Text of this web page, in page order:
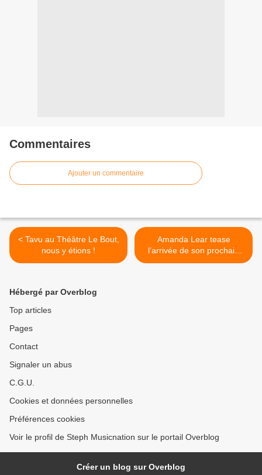
Commentaires
Ajouter un commentaire
< Tavu au Théâtre Le Bout,
nous y étions !
Amanda Lear tease
l’arrivée de son prochain
album ! >
Hébergé par Overblog
Top articles
Pages
Contact
Signaler un abus
C.G.U.
Cookies et données personnelles
Préférences cookies
Voir le profil de Steph Musicnation sur le portail Overblog
Créer un blog sur Overblog